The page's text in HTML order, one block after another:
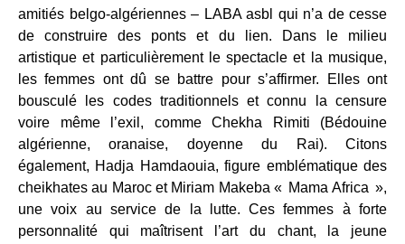
amitiés belgo-algériennes – LABA asbl qui n’a de cesse
de construire des ponts et du lien. Dans le milieu
artistique et particulièrement le spectacle et la musique,
les femmes ont dû se battre pour s’affirmer. Elles ont
bousculé les codes traditionnels et connu la censure
voire même l’exil, comme Chekha Rimiti (Bédouine
algérienne, oranaise, doyenne du Rai). Citons
également, Hadja Hamdaouia, figure emblématique des
cheikhates au Maroc et Miriam Makeba « Mama Africa »,
une voix au service de la lutte. Ces femmes à forte
personnalité qui maîtrisent l’art du chant, la jeune